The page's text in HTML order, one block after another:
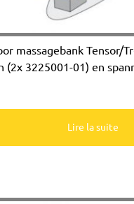
massagebank Tensor/
(2x 3225001-01) en
Lire la suite